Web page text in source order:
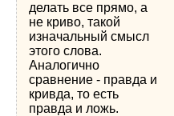
делать все прямо, а
не криво, такой
изначальный смысл
этого слова.
Аналогично
сравнение - правда и
кривда, то есть
правда и ложь.